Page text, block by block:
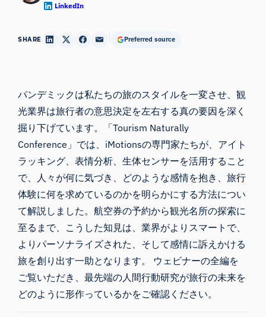
LinkedIn
SHARE Preferred source
パンデミックは私たちの旅のスタイルを一変させ、観
光業界は旅行者の意思決定を左右する真の要因を深く
掘り下げています。「Tourism Naturally
Conference」では、iMotionsの専門家たちが、アイト
ラッキング、表情分析、生体センサーを活用すること
で、人々が何に気づき、どのような感情を抱き、旅行
体験に何を求めているのかを明らかにする方法につい
て解説しました。航空券の予約から観光名所の探索に
至るまで、こうした知見は、業界がよりスマートで、
よりパーソナライズされた、そして感情に訴えかける
旅を創り出す一助となります。 ウェビナーの全編を
ご覧いただき、最先端の人間行動研究が旅行の未来を
どのように形作っているかをご確認ください。